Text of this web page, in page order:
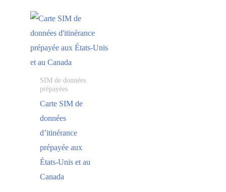
SIM de données
prépayées
Carte SIM de
données
d’itinérance
prépayée aux
États-Unis et au
Canada